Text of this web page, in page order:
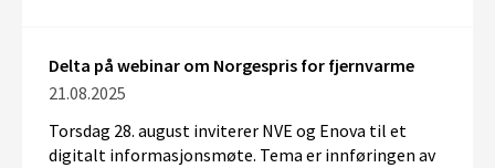
Delta på webinar om Norgespris for fjernvarme
21.08.2025
Torsdag 28. august inviterer NVE og Enova til et
digitalt informasjonsmøte. Tema er innføringen av